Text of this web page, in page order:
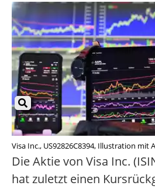
Visa Inc., US92826C8394, Illustration mit
Die Aktie von Visa Inc.
hat zuletzt einen